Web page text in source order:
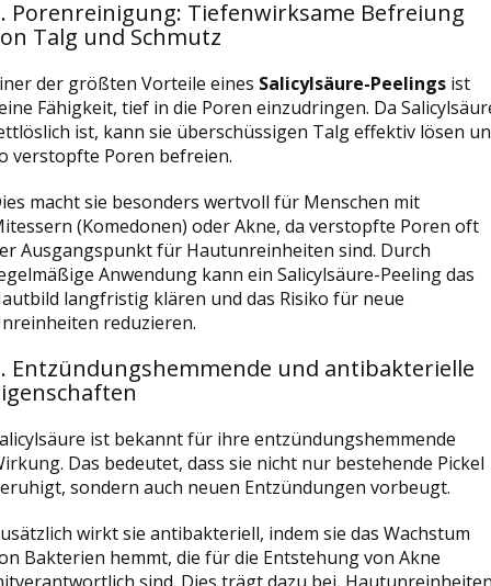
Porenreinigung: Tiefenwirksame Befreiung
Talg und Schmutz
der größten Vorteile eines Salicylsäure-Peelings ist
Fähigkeit, tief in die Poren einzudringen. Da
ist, kann sie überschüssigen Talg effektiv lösen
verstopfte Poren befreien.
macht sie besonders wertvoll für Menschen mit
(Komedonen) oder Akne, da verstopfte Poren oft
Ausgangspunkt für Hautunreinheiten sind. Durch
Anwendung kann ein Salicylsäure-Peeling das
langfristig klären und das Risiko für neue
reduzieren.
Entzündungshemmende und antibakterielle
ist bekannt für ihre entzündungshemmende
Das bedeutet, dass sie nicht nur bestehende Pickel
sondern auch neuen Entzündungen vorbeugt.
wirkt sie antibakteriell, indem sie das Wachstum
Bakterien hemmt, die für die Entstehung von Akne